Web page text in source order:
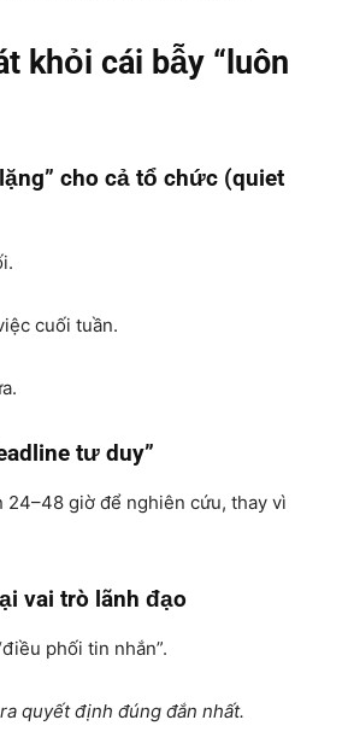
khỏi cái bẫy “luôn
cho cả tổ chức (quiet
cuối tuần.
tư duy”
24–48 giờ để nghiên cứu, thay vì
vai trò lãnh đạo
phối tin nhắn”.
quyết định đúng đắn nhất.